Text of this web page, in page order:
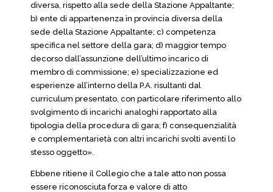
diversa, rispetto alla sede della Stazione Appaltante;
b) ente di appartenenza in provincia diversa della
sede della Stazione Appaltante; c) competenza
specifica nel settore della gara; d) maggior tempo
decorso dall’assunzione dell’ultimo incarico di
membro di commissione; e) specializzazione ed
esperienze all’interno della P.A. risultanti dal
curriculum presentato, con particolare riferimento allo
svolgimento di incarichi analoghi rapportato alla
tipologia della procedura di gara; f) consequenzialità
e complementarietà con altri incarichi svolti aventi lo
stesso oggetto».
Ebbene ritiene il Collegio che a tale atto non possa
essere riconosciuta forza e valore di atto